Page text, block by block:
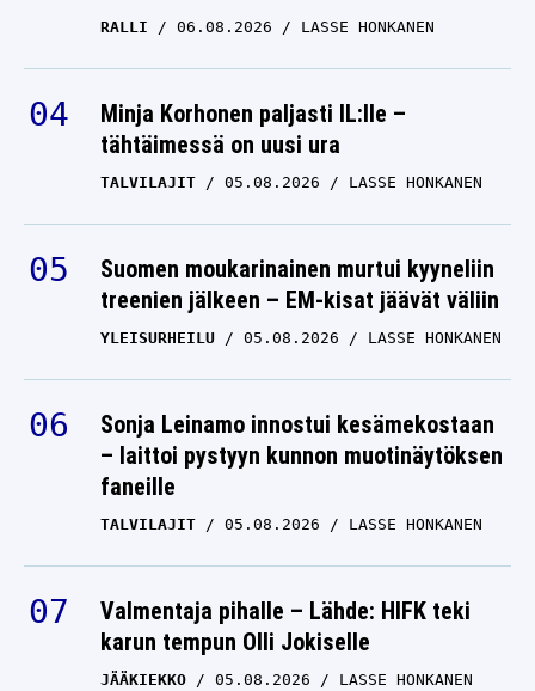
RALLI 06.08.2026 LASSE HONKANEN
Minja Korhonen paljasti IL:lle –
tähtäimessä on uusi ura
TALVILAJIT 05.08.2026 LASSE HONKANEN
Suomen moukarinainen murtui kyyneliin
treenien jälkeen – EM-kisat jäävät väliin
YLEISURHEILU 05.08.2026 LASSE HONKANEN
Sonja Leinamo innostui kesämekostaan
– laittoi pystyyn kunnon muotinäytöksen
faneille
TALVILAJIT 05.08.2026 LASSE HONKANEN
Valmentaja pihalle – Lähde: HIFK teki
karun tempun Olli Jokiselle
JÄÄKIEKKO 05.08.2026 LASSE HONKANEN